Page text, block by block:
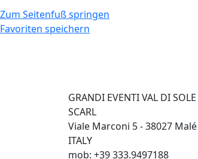
Zum Seitenfuß springen
Favoriten speichern
GRANDI EVENTI VAL DI SOLE
SCARL
Viale Marconi 5 - 38027
ITALY
mob: +39 333.9497188